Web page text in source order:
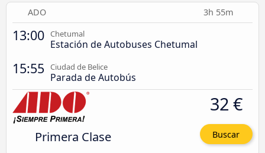
ADO 3h 55m
13:00 Chetumal
Estación de Autobuses Chetumal
15:55 Ciudad de Belice
Parada de Autobús
Primera Clase
32 €
Buscar